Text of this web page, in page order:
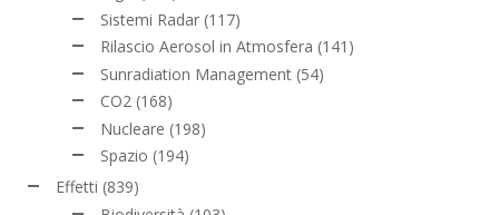
Sistemi Radar (117)
Rilascio Aerosol in Atmosfera (141)
Sunradiation Management (54)
CO2 (168)
Nucleare (198)
Spazio (194)
Effetti (839)